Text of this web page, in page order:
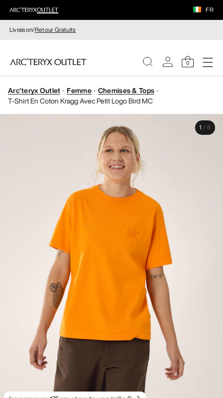
FR
Livraison/Retour Gratuits
0
FEMME
Arc'teryx Outlet Femme
Chemises & Tops
T-Shirt En Coton Kragg Avec Petit Logo Bird MC
1 / 6